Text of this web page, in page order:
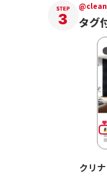
タグ
クリ